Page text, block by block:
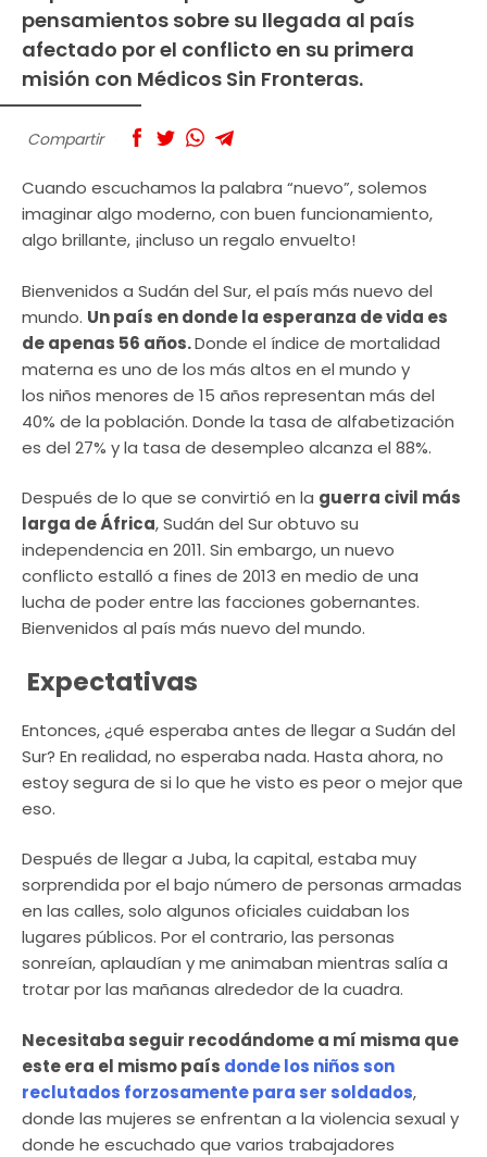
pensamientos sobre su llegada al país
afectado por el conflicto en su primera
misión con Médicos Sin Fronteras.
Compartir
Cuando escuchamos la palabra “nuevo”, solemos
imaginar algo moderno, con buen funcionamiento,
algo brillante, ¡incluso un regalo envuelto!
Bienvenidos a Sudán del Sur, el país más nuevo del
mundo. Un país en donde la esperanza de vida es
de apenas 56 años.Donde el índice de mortalidad
materna es uno de los más altos en el mundo y
los niños menores de 15 años representan más del
40% de la población. Donde la tasa de alfabetización
es del 27% y la tasa de desempleo alcanza el 88%.
Después de lo que se convirtió en la guerra civil más
larga de África, Sudán del Sur obtuvo su
independencia en 2011. Sin embargo, un nuevo
conflicto estalló a fines de 2013 en medio de una
lucha de poder entre las facciones gobernantes.
Bienvenidos al país más nuevo del mundo.
Expectativas
Entonces, ¿qué esperaba antes de llegar a Sudán del
Sur? En realidad, no esperaba nada. Hasta ahora, no
estoy segura de si lo que he visto es peor o mejor que
eso.
Después de llegar a Juba, la capital, estaba muy
sorprendida por el bajo número de personas armadas
en las calles, solo algunos oficiales cuidaban los
lugares públicos. Por el contrario, las personas
sonreían, aplaudían y me animaban mientras salía a
trotar por las mañanas alrededor de la cuadra.
Necesitaba seguir recodándome a mí misma que
este era el mismo país donde los niños son
reclutados forzosamente para ser soldados,
donde las mujeres se enfrentan a la violencia sexual y
donde he escuchado que varios trabajadores